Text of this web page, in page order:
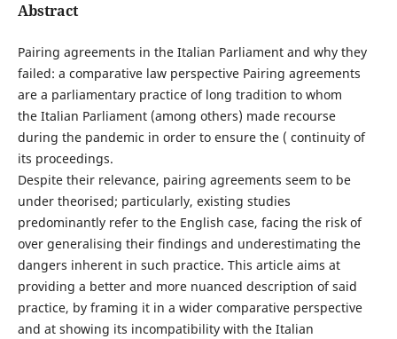
Abstract
Pairing agreements in the Italian Parliament and why they
failed: a comparative law perspective Pairing agreements
are a parliamentary practice of long tradition to whom
the Italian Parliament (among others) made recourse
during the pandemic in order to ensure the ( continuity of
its proceedings.
Despite their relevance, pairing agreements seem to be
under theorised; particularly, existing studies
predominantly refer to the English case, facing the risk of
over generalising their findings and underestimating the
dangers inherent in such practice. This article aims at
providing a better and more nuanced description of said
practice, by framing it in a wider comparative perspective
and at showing its incompatibility with the Italian